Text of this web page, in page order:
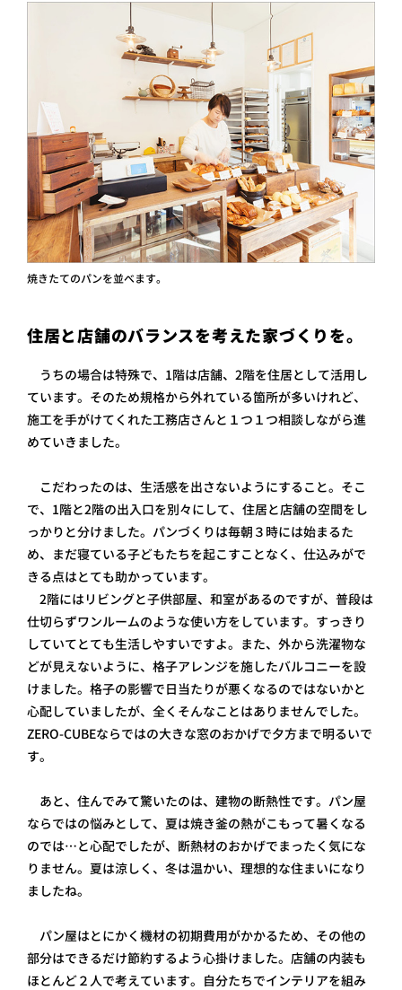
焼きたてのパンを並べます。
住居と店舗のバランスを考えた家づくりを。
うちの場合は特殊で、1階は店舗、2階を住居として活用し
ています。そのため規格から外れている箇所が多いけれど、
施工を手がけてくれた工務店さんと１つ１つ相談しながら進
めていきました。
こだわったのは、生活感を出さないようにすること。そこ
で、1階と2階の出入口を別々にして、住居と店舗の空間をし
っかりと分けました。パンづくりは毎朝３時には始まるた
め、まだ寝ている子どもたちを起こすことなく、仕込みがで
きる点はとても助かっています。
2階にはリビングと子供部屋、和室があるのですが、普段は
仕切らずワンルームのような使い方をしています。すっきり
していてとても生活しやすいですよ。また、外から洗濯物な
どが見えないように、格子アレンジを施したバルコニーを設
けました。格子の影響で日当たりが悪くなるのではないかと
心配していましたが、全くそんなことはありませんでした。
ZERO-CUBEならではの大きな窓のおかげで夕方まで明るいで
す。
あと、住んでみて驚いたのは、建物の断熱性です。パン屋
ならではの悩みとして、夏は焼き釜の熱がこもって暑くなる
のでは…と心配でしたが、断熱材のおかげでまったく気にな
りません。夏は涼しく、冬は温かい、理想的な住まいになり
ましたね。
パン屋はとにかく機材の初期費用がかかるため、その他の
部分はできるだけ節約するよう心掛けました。店舗の内装も
ほとんど２人で考えています。自分たちでインテリアを組み